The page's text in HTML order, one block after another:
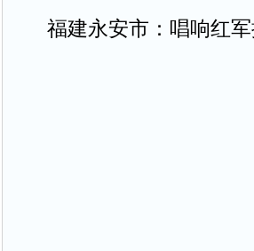
福建永安市：唱响红